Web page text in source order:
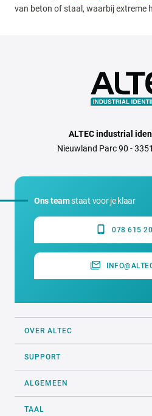
van beton of staal, waarbij extreme
ALTEC industrial
Nieuwland Parc 90 -
Ons teamstaat voor je klaar
078 615
OVER ALTEC
SUPPORT
ALGEMEEN
TAAL